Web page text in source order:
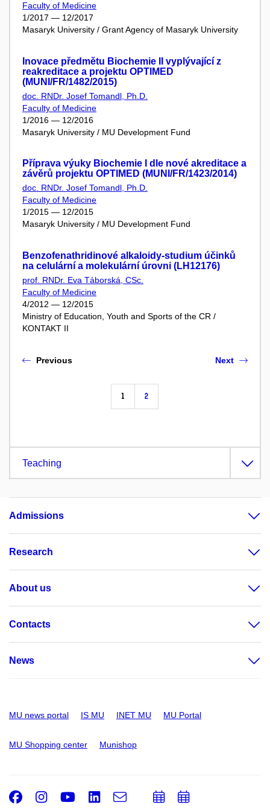
Faculty of Medicine
1/2017 — 12/2017
Masaryk University / Grant Agency of Masaryk University
Inovace předmětu Biochemie II vyplývající z
reakreditace a projektu OPTIMED
(MUNI/FR/1482/2015)
doc. RNDr. Josef Tomandl, Ph.D.
Faculty of Medicine
1/2016 — 12/2016
Masaryk University / MU Development Fund
Příprava výuky Biochemie I dle nové akreditace a
závěrů projektu OPTIMED (MUNI/FR/1423/2014)
doc. RNDr. Josef Tomandl, Ph.D.
Faculty of Medicine
1/2015 — 12/2015
Masaryk University / MU Development Fund
Benzofenathridinové alkaloidy-studium účinků
na celulární a molekulární úrovni (LH12176)
prof. RNDr. Eva Táborská, CSc.
Faculty of Medicine
4/2012 — 12/2015
Ministry of Education, Youth and Sports of the CR /
KONTAKT II
Previous
1 2
Next
Teaching
Admissions
Research
About us
Contacts
News
MU news portal IS MU INET MU MU Portal
MU Shopping center Munishop
Facebook
Instagram
Youtube
LinkedIn
e-
AddAdd